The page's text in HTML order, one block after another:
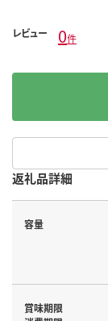
レビュー 0件
返礼品詳細
容量
賞味期限